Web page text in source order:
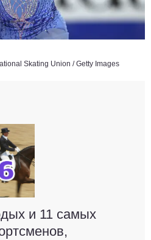
Skating Union / Getty Images
и 11 самых